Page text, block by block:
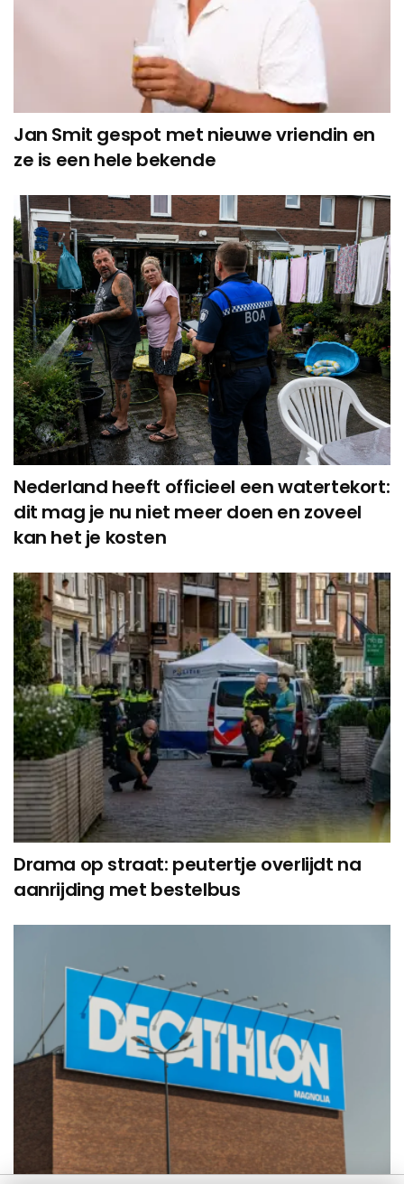
Jan Smit gespot met nieuwe vriendin en
ze is een hele bekende
Nederland heeft officieel een watertekort:
dit mag je nu niet meer doen en zoveel
kan het je kosten
Drama op straat: peutertje overlijdt na
aanrijding met bestelbus